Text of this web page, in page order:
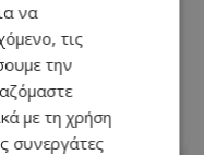
ανοικτά
λένε
να
τις
την
με τη χρήση
συνεργάτες